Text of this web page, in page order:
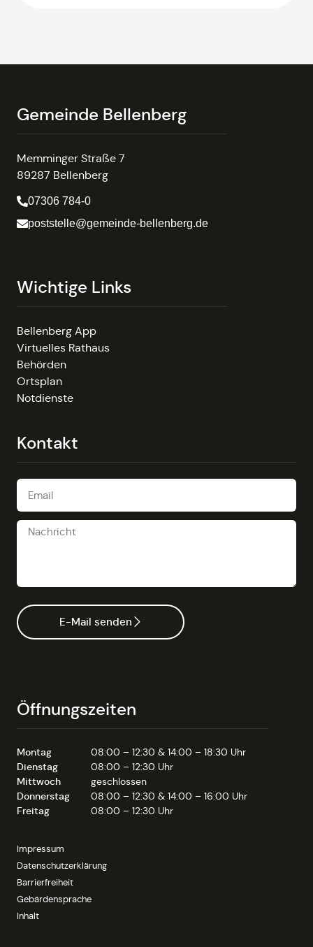
Gemeinde Bellenberg
Memminger Straße 7
89287 Bellenberg
07306 784-0
poststelle@gemeinde-bellenberg.de
Wichtige Links
Bellenberg App
Virtuelles Rathaus
Behörden
Ortsplan
Notdienste
Kontakt
E-Mail senden
Öffnungszeiten
Montag
08:00 – 12:30 & 14:00 – 18:30 Uhr
Dienstag
08:00 – 12:30 Uhr
Mittwoch
geschlossen
Donnerstag
08:00 – 12:30 & 14:00 – 16:00 Uhr
Freitag
08:00 – 12:30 Uhr
Impressum
Datenschutzerklärung
Barrierfreiheit
Gebärdensprache
Inhalt